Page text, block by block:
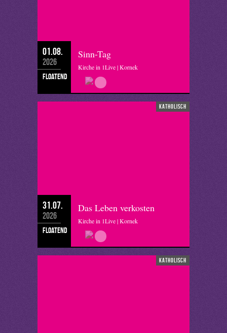
01.08.
2026
floatend
Sinn-Tag
Kirche in 1Live | Kornek
katholisch
31.07.
2026
floatend
Das Leben verkosten
Kirche in 1Live | Kornek
katholisch